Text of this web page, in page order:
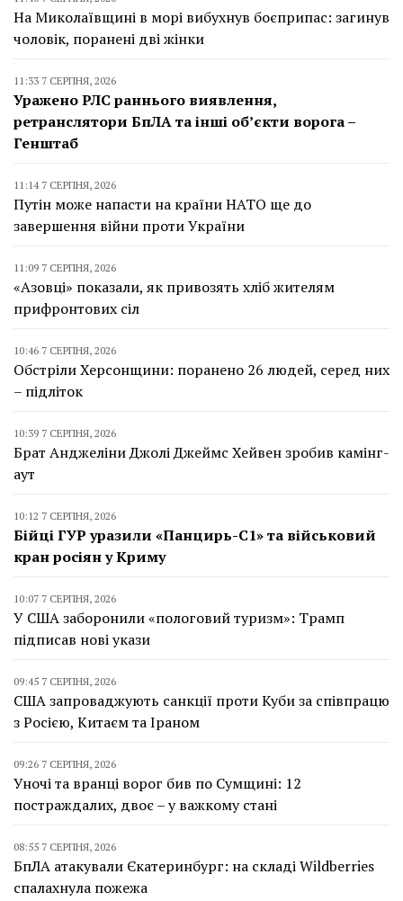
На Миколаївщині в морі вибухнув боєприпас: загинув
чоловік, поранені дві жінки
11:33 7 СЕРПНЯ, 2026
Уражено РЛС раннього виявлення,
ретранслятори БпЛА та інші об’єкти ворога –
Генштаб
11:14 7 СЕРПНЯ, 2026
Путін може напасти на країни НАТО ще до
завершення війни проти України
11:09 7 СЕРПНЯ, 2026
«Азовці» показали, як привозять хліб жителям
прифронтових сіл
10:46 7 СЕРПНЯ, 2026
Обстріли Херсонщини: поранено 26 людей, серед них
– підліток
10:39 7 СЕРПНЯ, 2026
Брат Анджеліни Джолі Джеймс Хейвен зробив камінг-
аут
10:12 7 СЕРПНЯ, 2026
Бійці ГУР уразили «Панцирь-С1» та військовий
кран росіян у Криму
10:07 7 СЕРПНЯ, 2026
У США заборонили «пологовий туризм»: Трамп
підписав нові укази
09:45 7 СЕРПНЯ, 2026
США запроваджують санкції проти Куби за співпрацю
з Росією, Китаєм та Іраном
09:26 7 СЕРПНЯ, 2026
Уночі та вранці ворог бив по Сумщині: 12
постраждалих, двоє – у важкому стані
08:55 7 СЕРПНЯ, 2026
БпЛА атакували Єкатеринбург: на складі Wildberries
спалахнула пожежа